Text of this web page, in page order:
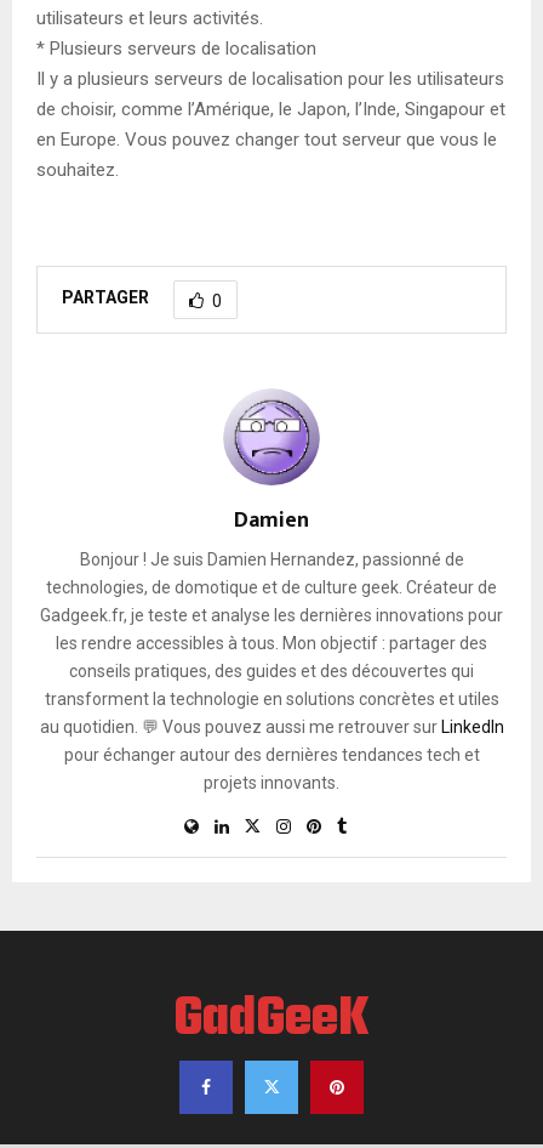
utilisateurs et leurs activités.
* Plusieurs serveurs de localisation
Il y a plusieurs serveurs de localisation pour les utilisateurs
de choisir, comme l’Amérique, le Japon, l’Inde, Singapour et
en Europe. Vous pouvez changer tout serveur que vous le
souhaitez.
PARTAGER 0
Damien
Bonjour ! Je suis Damien Hernandez, passionné de
technologies, de domotique et de culture geek. Créateur de
Gadgeek.fr, je teste et analyse les dernières innovations pour
les rendre accessibles à tous. Mon objectif : partager des
conseils pratiques, des guides et des découvertes qui
transforment la technologie en solutions concrètes et utiles
au quotidien. 💬 Vous pouvez aussi me retrouver surLinkedIn
pour échanger autour des dernières tendances tech et
projets innovants.
GadGeeK